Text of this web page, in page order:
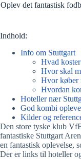
Oplev det fantastisk
Indhold:
Info om Stuttgart
Hvad
Hvor skal
Hvor køber
Hvordan
Hoteller nær
God kombi
Kilder og
Den store tyske klub
fantastiske Stuttgart
en fantastisk oplevelse,
Der er links til hoteller